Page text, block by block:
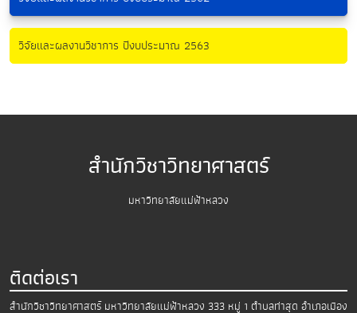
วิจัยและผลงานวิชาการ ปีงบประมาณ 2563
สำนักวิชาวิทยาศาสตร์
มหาวิทยาลัยแม่ฟ้าหลวง
ติดต่อเรา
สำนักวิชาวิทยาศาสตร์ มหาวิทยาลัยแม่ฟ้าหลวง 333 หมู่ 1 ตำบลท่าสุด อำเภอเมือง